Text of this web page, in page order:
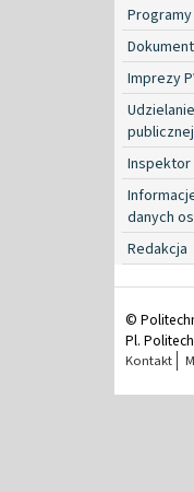
Imprezy
publicznej
Inspektor
danych
Redakcja
©
Pl.
Kontakt